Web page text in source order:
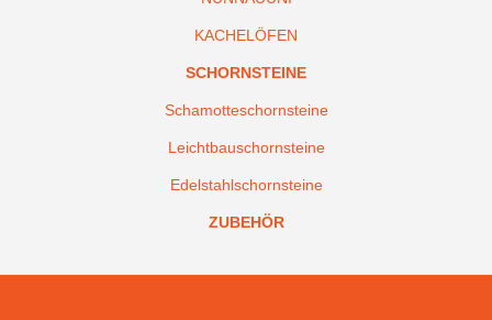
KACHELÖFEN
SCHORNSTEINE
Schamotteschornsteine
Leichtbauschornsteine
Edelstahlschornsteine
ZUBEHÖR